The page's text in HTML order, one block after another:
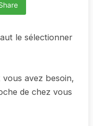
le sélectionner
avez besoin,
de chez vous